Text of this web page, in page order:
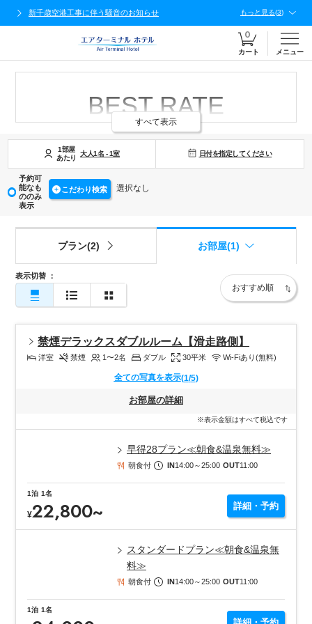
新千歳空港工事に伴う騒音のお知らせ もっと見る(3)
カート メニュー
BEST RATE
GUARANTEE
ご予約は公式サイトが
最もお得です！
すべて表示
1部屋
あたり
大人1名 -1室 日付を指定してください
予約可
能なも
ののみ
表示
こだわり検索 選択なし
表示切替 ：
プラン(2) お部屋(1)
全ての写真を表示(1/5)
禁煙デラックスダブルルーム【滑走路側】
洋室 禁煙 1〜2名 ダブル 30平米 Wi-Fiあり(無料)
お部屋の詳細
※表示金額はすべて税込です
早得28プラン≪朝食&温泉無料≫
朝食付 IN14:00～25:00 OUT11:00
1泊 1名
¥22,800~ 詳細・予約
スタンダードプラン≪朝食&温泉無
料≫
朝食付 IN14:00～25:00 OUT11:00
1泊 1名